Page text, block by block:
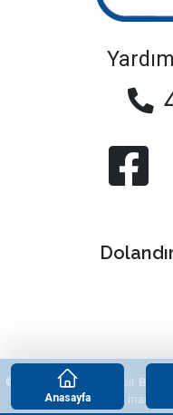
© 2026 "Yazlikcim" , bir
tescilli
Anasayfa